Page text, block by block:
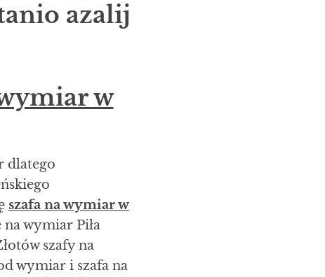
azalij
w
dlatego
szafa na wymiar w
wymiar Piła
szafy na
wymiar i szafa na